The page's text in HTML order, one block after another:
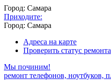
Город: Самара
Приходите:
Город: Самара
Адреса на карте
Проверить статус ремонта
Мы починим!
ремонт телефонов, ноутбуков,